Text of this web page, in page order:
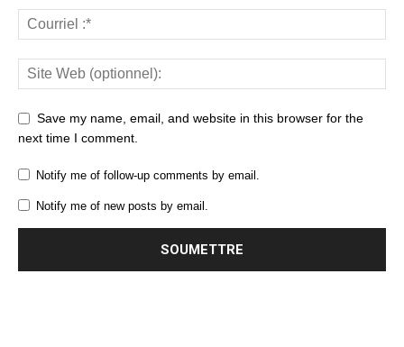
Save my name, email, and website in this browser for the
next time I comment.
Notify me of follow-up comments by email.
Notify me of new posts by email.